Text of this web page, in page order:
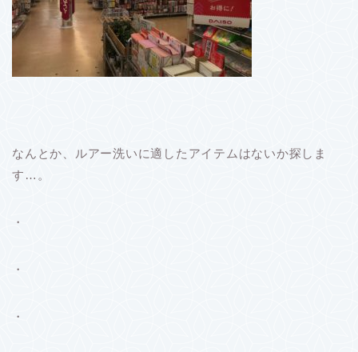
なんとか、ルアー洗いに適したアイテムはないか探しま
す…。
・
・
・